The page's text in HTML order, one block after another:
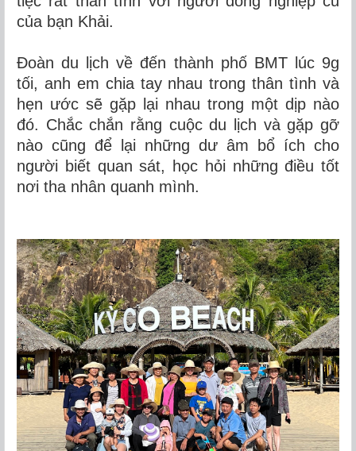
của bạn Khải.
Đoàn du lịch về đến thành phố BMT lúc 9g
tối, anh em chia tay nhau trong thân tình và
hẹn ước sẽ gặp lại nhau trong một dịp nào
đó. Chắc chắn rằng cuộc du lịch và gặp gỡ
nào cũng để lại những dư âm bổ ích cho
người biết quan sát, học hỏi những điều tốt
nơi tha nhân quanh mình.